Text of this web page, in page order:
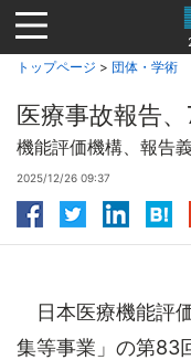
Jump
to
navigation
トップページ > 団体・学術
医療事故報告
機能評価機構、報告
2025/12/26 09:37
日本医療機能評
集等事業」の第83